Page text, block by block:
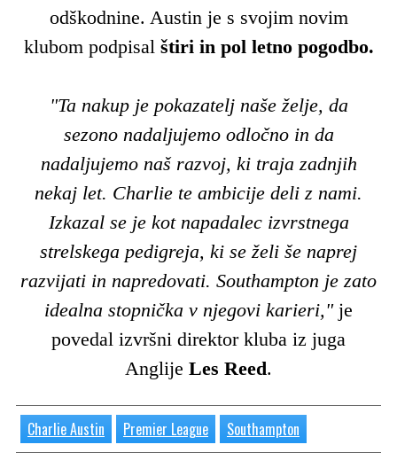
odškodnine. Austin je s svojim novim
klubom podpisal štiri in pol letno pogodbo.
"Ta nakup je pokazatelj naše želje, da
sezono nadaljujemo odločno in da
nadaljujemo naš razvoj, ki traja zadnjih
nekaj let. Charlie te ambicije deli z nami.
Izkazal se je kot napadalec izvrstnega
strelskega pedigreja, ki se želi še naprej
razvijati in napredovati. Southampton je zato
idealna stopnička v njegovi karieri,"je
povedal izvršni direktor kluba iz juga
Anglije Les Reed.
Charlie Austin Premier League Southampton